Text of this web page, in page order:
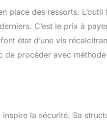
place des ressorts.
C’est le prix à
état d’une vis
procéder avec
la sécurité. Sa